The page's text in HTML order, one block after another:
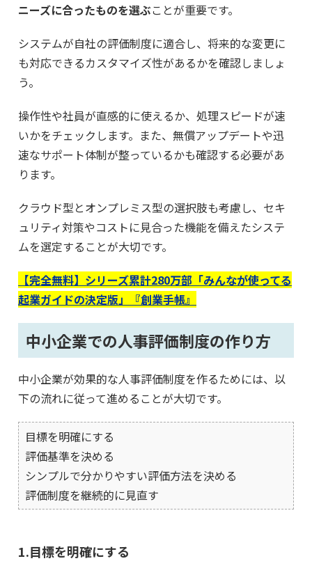
ニーズに合ったものを選ぶことが重要です。
システムが自社の評価制度に適合し、将来的な変更に
も対応できるカスタマイズ性があるかを確認しましょ
う。
操作性や社員が直感的に使えるか、処理スピードが速
いかをチェックします。また、無償アップデートや迅
速なサポート体制が整っているかも確認する必要があ
ります。
クラウド型とオンプレミス型の選択肢も考慮し、セキ
ュリティ対策やコストに見合った機能を備えたシステ
ムを選定することが大切です。
【完全無料】シリーズ累計280万部「みんなが使ってる
起業ガイドの決定版」『創業手帳』
中小企業での人事評価制度の作り方
中小企業が効果的な人事評価制度を作るためには、以
下の流れに従って進めることが大切です。
目標を明確にする
評価基準を決める
シンプルで分かりやすい評価方法を決める
評価制度を継続的に見直す
1.目標を明確にする